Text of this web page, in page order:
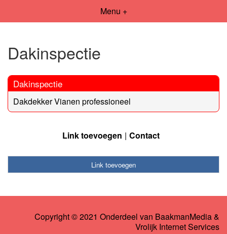
Menu +
Dakinspectie
Dakinspectie
Dakdekker Vianen professioneel
Link toevoegen Contact
Link toevoegen
Copyright © 2021 Onderdeel van BaakmanMedia&
Vrolijk Internet Services